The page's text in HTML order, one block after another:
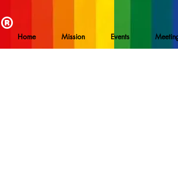
Home Mission Events
®